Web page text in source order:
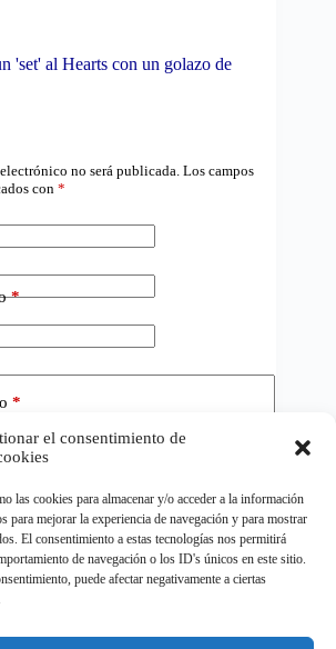
el consentimiento de
las cookies para almacenar y/o acceder a la información
para mejorar la experiencia de navegación y para mostrar
El consentimiento a estas tecnologías nos permitirá
de navegación o los ID's únicos en este sitio.
puede afectar negativamente a ciertas
'set' al Hearts con un golazo de
no será publicada. Los campos
con *
*
*